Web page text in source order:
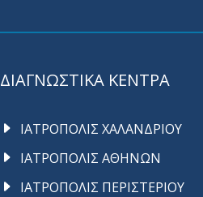
ΔΙΑΓΝΩΣΤΙΚΑ ΚΕΝΤΡΑ
ΙΑΤΡΟΠΟΛΙΣ ΧΑΛΑΝΔΡΙΟΥ
ΙΑΤΡΟΠΟΛΙΣ ΑΘΗΝΩΝ
ΙΑΤΡΟΠΟΛΙΣ ΠΕΡΙΣΤΕΡΙΟΥ